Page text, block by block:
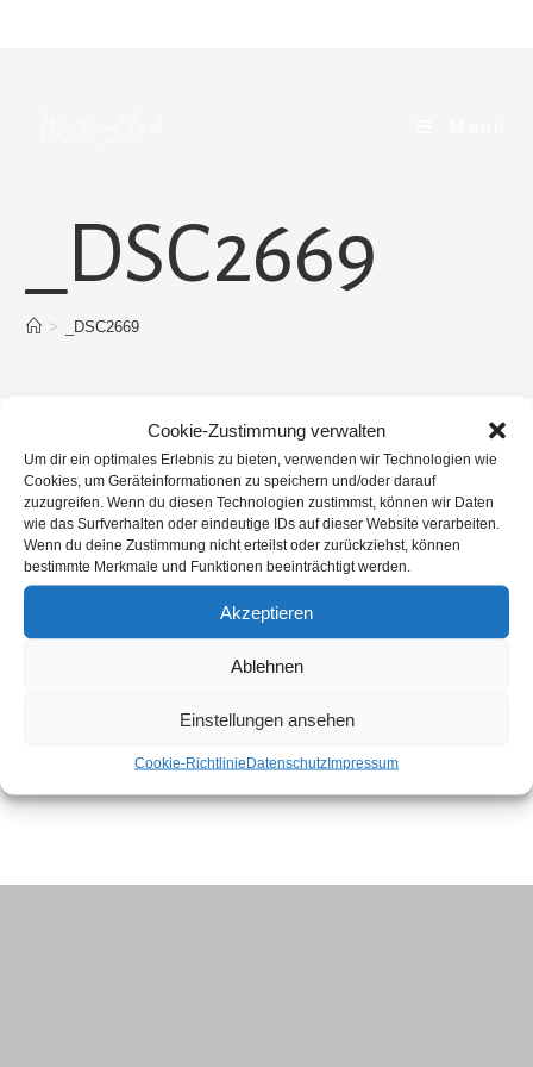
Cookie-Zustimmung verwalten
Um dir ein optimales Erlebnis zu bieten, verwenden wir Technologien wie
Cookies, um Geräteinformationen zu speichern und/oder darauf
zuzugreifen. Wenn du diesen Technologien zustimmst, können wir Daten
wie das Surfverhalten oder eindeutige IDs auf dieser Website verarbeiten.
Wenn du deine Zustimmung nicht erteilst oder zurückziehst, können
bestimmte Merkmale und Funktionen beeinträchtigt werden.
Akzeptieren
Ablehnen
Einstellungen ansehen
Cookie-RichtlinieDatenschutzImpressum
_DSC2669
> _DSC2669